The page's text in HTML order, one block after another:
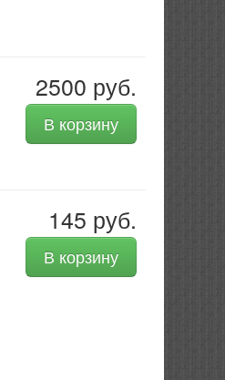
2500 руб.
В корзину
145 руб.
В корзину